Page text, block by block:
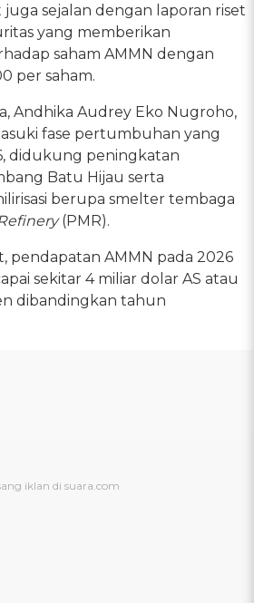
sejalan dengan laporan riset
yang memberikan
saham AMMN dengan
per saham.
Andhika Audrey Eko Nugroho,
fase pertumbuhan yang
didukung peningkatan
Batu Hijau serta
berupa smelter tembaga
(PMR).
pendapatan AMMN pada 2026
sekitar 4 miliar dolar AS atau
dibandingkan tahun